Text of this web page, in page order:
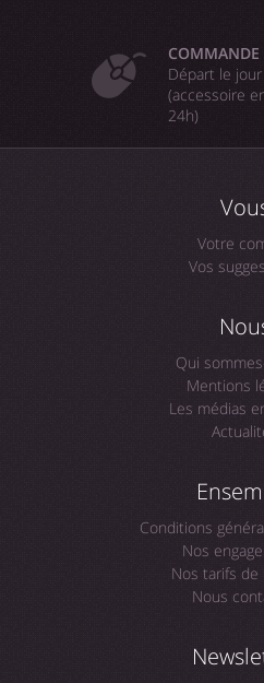
Départ le
(accessoire
24h)
Votre
Vos
Qui
Mentions
Les médias
Conditions
Nos
Nos tarifs de
Nous